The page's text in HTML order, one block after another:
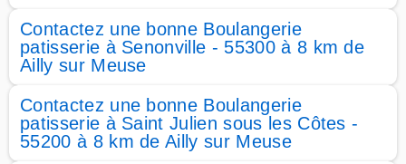
Contactez une bonne Boulangerie
patisserie à Senonville - 55300 à 8 km de
Ailly sur Meuse
Contactez une bonne Boulangerie
patisserie à Saint Julien sous les Côtes -
55200 à 8 km de Ailly sur Meuse